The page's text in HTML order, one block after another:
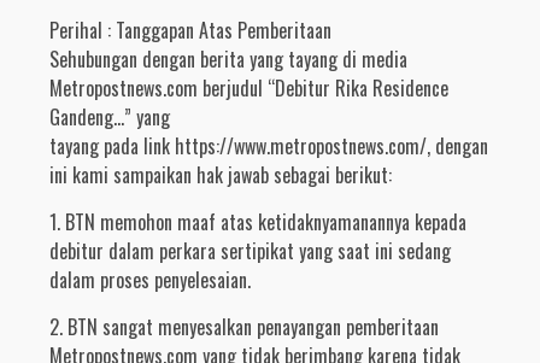
Perihal : Tanggapan Atas Pemberitaan
Sehubungan dengan berita yang tayang di media
Metropostnews.com berjudul “Debitur Rika Residence
Gandeng…” yang
tayang pada link https://www.metropostnews.com/, dengan
ini kami sampaikan hak jawab sebagai berikut:
1. BTN memohon maaf atas ketidaknyamanannya kepada
debitur dalam perkara sertipikat yang saat ini sedang
dalam proses penyelesaian.
2. BTN sangat menyesalkan penayangan pemberitaan
Metropostnews.com yang tidak berimbang karena tidak